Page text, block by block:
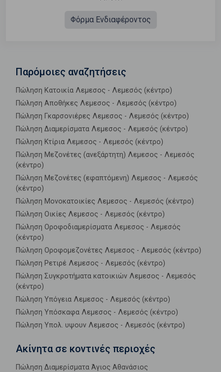
Φόρμα Ενδιαφέροντος
Παρόμοιες αναζητήσεις
Πώληση Κατοικία Λεμεσος - Λεμεσός (κέντρο)
Πώληση Αποθήκες Λεμεσος - Λεμεσός (κέντρο)
Πώληση Γκαρσονιέρες Λεμεσος - Λεμεσός (κέντρο)
Πώληση Διαμερίσματα Λεμεσος - Λεμεσός (κέντρο)
Πώληση Κτίρια Λεμεσος - Λεμεσός (κέντρο)
Πώληση Μεζονέτες (ανεξάρτητη) Λεμεσος - Λεμεσός
(κέντρο)
Πώληση Μεζονέτες (εφαπτόμενη) Λεμεσος - Λεμεσός
(κέντρο)
Πώληση Μονοκατοικίες Λεμεσος - Λεμεσός (κέντρο)
Πώληση Οικίες Λεμεσος - Λεμεσός (κέντρο)
Πώληση Οροφοδιαμερίσματα Λεμεσος - Λεμεσός
(κέντρο)
Πώληση Οροφομεζονέτες Λεμεσος - Λεμεσός (κέντρο)
Πώληση Ρετιρέ Λεμεσος - Λεμεσός (κέντρο)
Πώληση Συγκροτήματα κατοικιών Λεμεσος - Λεμεσός
(κέντρο)
Πώληση Υπόγεια Λεμεσος - Λεμεσός (κέντρο)
Πώληση Υπόσκαφα Λεμεσος - Λεμεσός (κέντρο)
Πώληση Υπολ. υψουν Λεμεσος - Λεμεσός (κέντρο)
Ακίνητα σε κοντινές περιοχές
Πώληση Διαμερίσματα Άγιος Αθανάσιος